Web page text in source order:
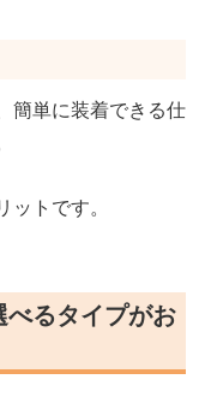
簡単に装着できる仕
トです。
るタイプがお